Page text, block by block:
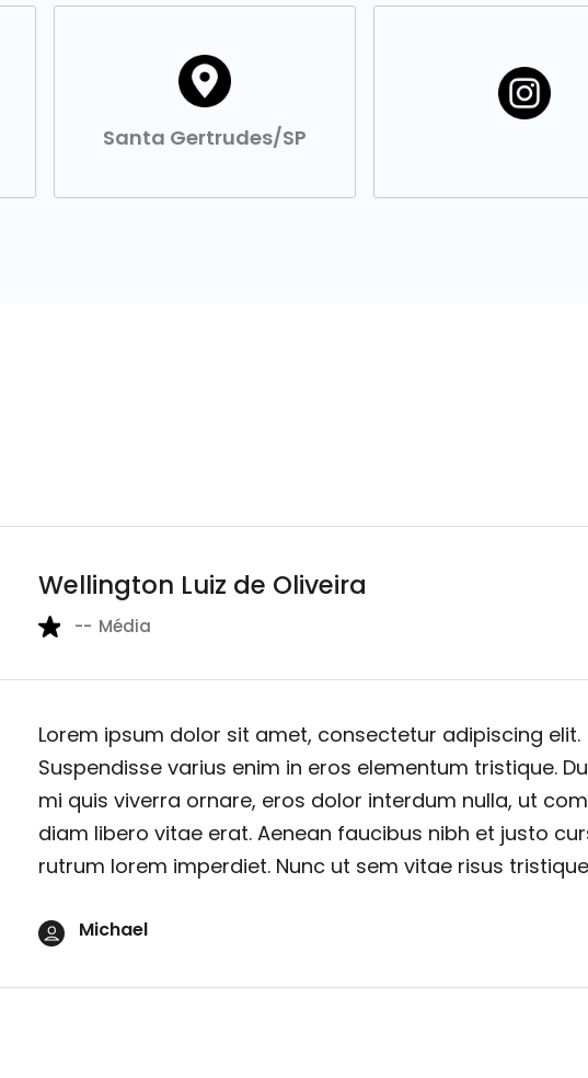
Santa Gertrudes/SP
Wellington Luiz de Oliveira
-- Média
Lorem ipsum dolor sit amet, consectetur adipiscing elit.
Suspendisse varius enim in eros elementum tristique.
mi quis viverra ornare, eros dolor interdum nulla, ut
diam libero vitae erat. Aenean faucibus nibh et justo
rutrum lorem imperdiet. Nunc ut sem vitae risus
Michael